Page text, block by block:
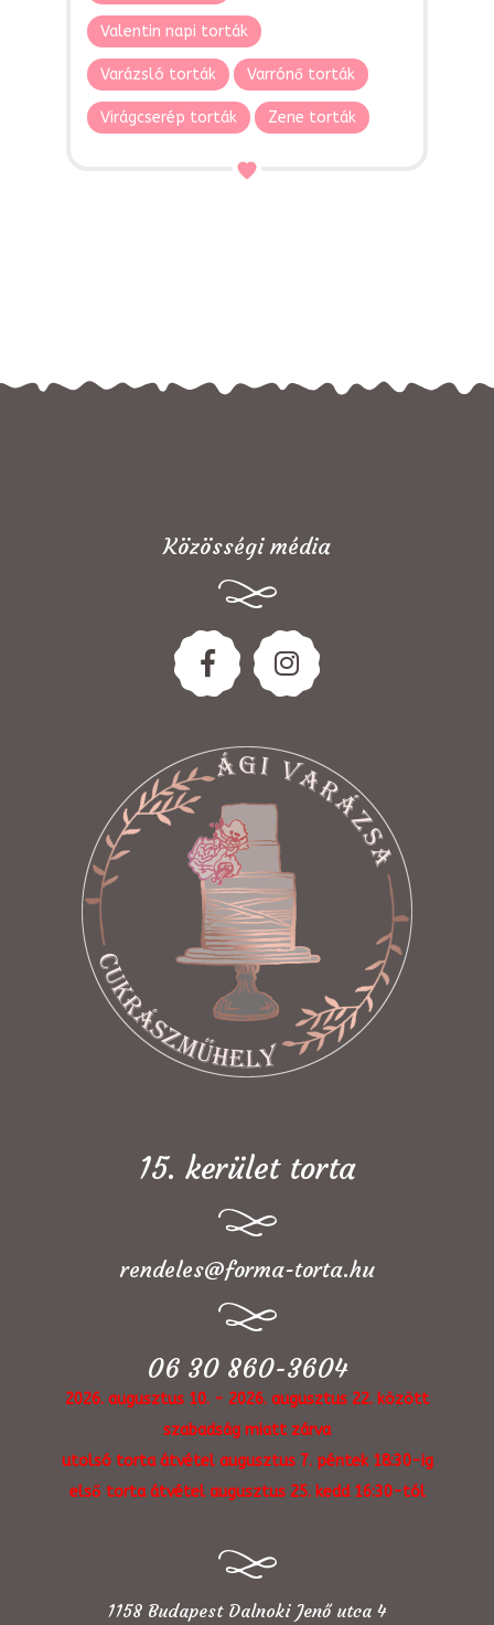
Valentin napi torták
Varázsló torták Varrónő torták
Virágcserép torták Zene torták
Közösségi média
15. kerület torta
rendeles@forma-torta.hu
06 30 860-3604
2026. augusztus 10. - 2026. augusztus 22. között
szabadság miatt zárva
utolsó torta átvétel augusztus 7. péntek 18:30-ig
első torta átvétel augusztus 25. kedd 16:30-tól
1158 Budapest Dalnoki Jenő utca 4